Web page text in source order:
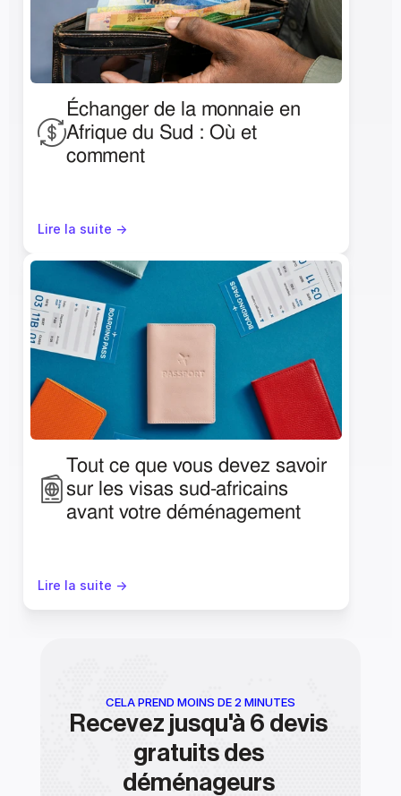
Échanger de la monnaie en
Afrique du Sud : Où et
comment
Lire la suite ->
Tout ce que vous devez savoir
sur les visas sud-africains
avant votre déménagement
Lire la suite ->
CELA PREND MOINS DE 2 MINUTES
Recevez jusqu'à 6 devis
gratuits des
déménageurs